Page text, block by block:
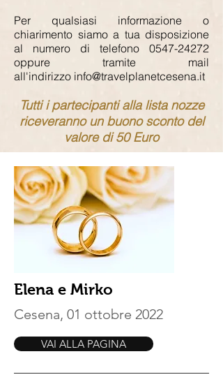
Per qualsiasi informazione o
chiarimento siamo a tua disposizione
al numero di telefono 0547-24272
oppure tramite mail
all'indirizzo info@travelplanetcesena.it
Tutti i partecipanti alla lista nozze
riceveranno un buono sconto del
valore di 50 Euro
Elena e Mirko
Cesena, 01 ottobre 2022
VAI ALLA PAGINA